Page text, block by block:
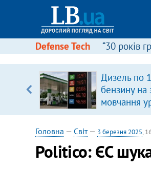
Defense Tech “30 років
Дизель по
бензину на
мовчання
цінами на
Головна — Світ— 3 березня 2025,
Politico: ЄС